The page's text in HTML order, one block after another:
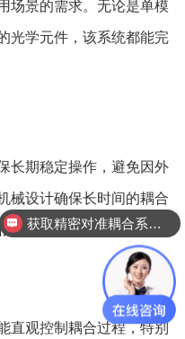
场景的需求。无论是单模
光学元件，该系统都能完
长期稳定操作，避免因外
械设计确保长时间的耦合
对位置偏移。
直观控制耦合过程，特别
获取精密对准耦合系统技术方案